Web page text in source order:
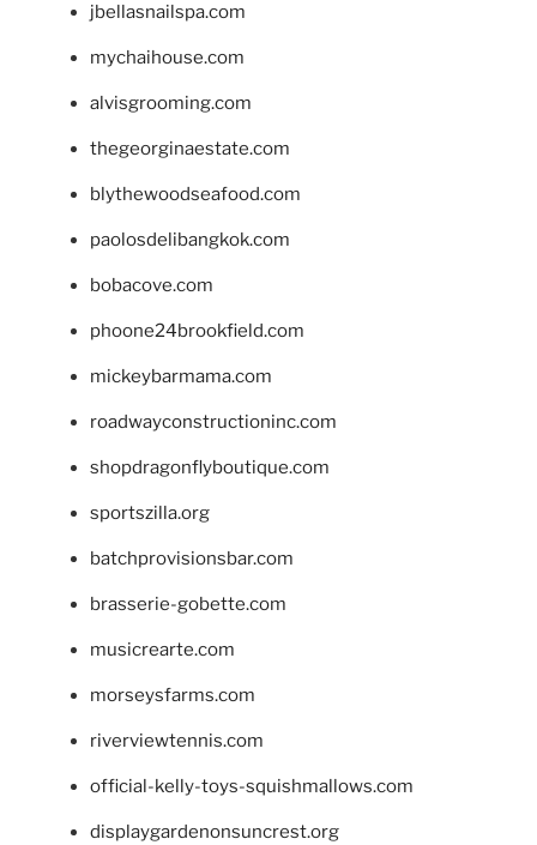
jbellasnailspa.com
mychaihouse.com
alvisgrooming.com
thegeorginaestate.com
blythewoodseafood.com
paolosdelibangkok.com
bobacove.com
phoone24brookfield.com
mickeybarmama.com
roadwayconstructioninc.com
shopdragonflyboutique.com
sportszilla.org
batchprovisionsbar.com
brasserie-gobette.com
musicrearte.com
morseysfarms.com
riverviewtennis.com
official-kelly-toys-squishmallows.com
displaygardenonsuncrest.org